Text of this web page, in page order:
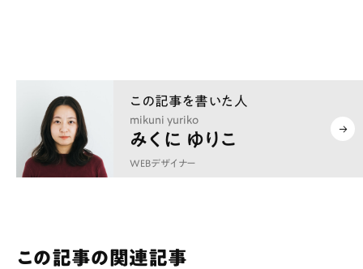
mikuni yuriko
みくに ゆりこ
WEBデザイナー
この記事の関連記事